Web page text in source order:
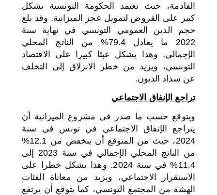
القادمة، حيث تعتمد الحكومة التونسية بشكل
كبير على القروض لتمويل عجز الميزانية. وقد بلغ
حجم الدين العمومي التونسي في نهاية سنة
2022 ما يعادل 79.4% من الناتج المحلي
الإجمالي. وهذا يشكل عبئا كبيرا على الاقتصاد
التونسي، ويزيد من خطر الانزلاق إلى التخلف
عن سداد الديون.
تراجع الإنفاق الاجتماعي
ويتوقع حسب ما صدر في مشروع الميزانية أن
يتراجع الإنفاق الاجتماعي في تونس في سنة
2024، حيث من المتوقع أن ينخفض من 12.1%
من الناتج المحلي الإجمالي في سنة 2023 إلى
11.4% في سنة 2024. وهذا يشكل خطرا على
الاستقرار الاجتماعي، ويزيد من معاناة الفئات
الهشة من المجتمع التونسي، كما يتوقع أن يرتفع